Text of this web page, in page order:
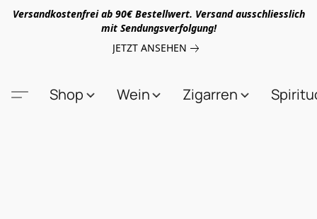
Versandkostenfrei ab 90€ Bestellwert. Versand ausschliesslich
mit Sendungsverfolgung!
JETZT ANSEHEN
Shop Wein Zigarren